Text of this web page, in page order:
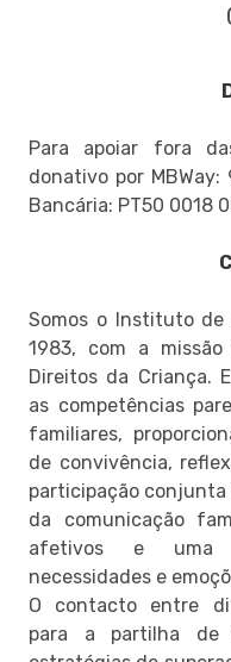
Para apoiar fora
donativo por
Bancária: PT50 0018
Somos o Instituto de
1983, com a
Direitos da Criança.
as competências
familiares,
de convivência,
participação conjunta
da comunicação
afetivos e uma
necessidades e
O contacto entre
para a partilha de